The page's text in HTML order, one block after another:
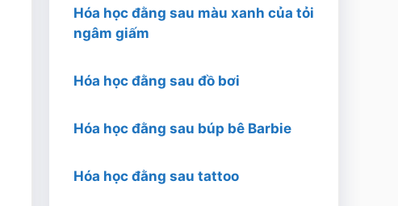
Hóa học đằng sau màu xanh của tỏi
ngâm giấm
Hóa học đằng sau đồ bơi
Hóa học đằng sau búp bê Barbie
Hóa học đằng sau tattoo